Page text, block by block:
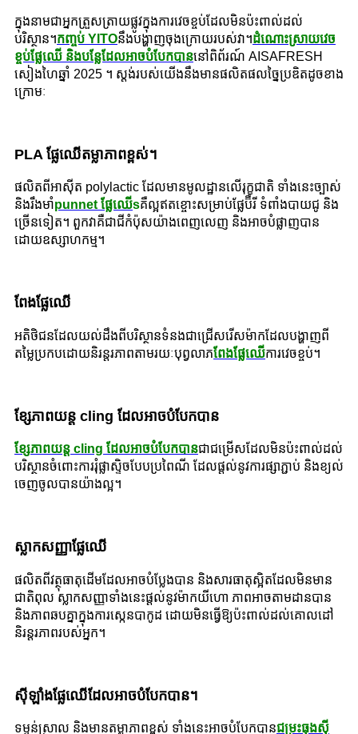
ក្នុងនាមជាអ្នកត្រួសត្រាយផ្លូវក្នុងការវេចខ្ចប់ដែលមិនប៉ះពាល់ដល់
បរិស្ថាន។កញ្ចប់ YITOនឹងបង្ហាញចុងក្រោយរបស់វា។ដំណោះស្រាយវេច
ខ្ចប់ផ្លែឈើ និងបន្លែដែលអាចបំបែកបាននៅពិព័រណ៍ AISAFRESH
សៀងហៃឆ្នាំ 2025 ។ ស្តង់របស់យើងនឹងមានផលិតផលច្នៃប្រឌិតដូចខាង
ក្រោមៈ
PLA ផ្លែឈើតម្លាភាពខ្ពស់។
ផលិតពីអាស៊ីត polylactic ដែលមានមូលដ្ឋានលើរុក្ខជាតិ ទាំងនេះច្បាស់
និងរឹងមាំpunnet ផ្លែឈើsគឺល្អឥតខ្ចោះសម្រាប់ផ្លែប៊ឺរី ទំពាំងបាយជូ និង
ច្រើនទៀត។ ពួកវាគឺជាជីកំប៉ុសយ៉ាងពេញលេញ និងអាចបំផ្លាញបាន
ដោយឧស្សាហកម្ម។
ពែងផ្លែឈើ
អតិថិជនដែលយល់ដឹងពីបរិស្ថានទំនងជាជ្រើសរើសម៉ាកដែលបង្ហាញពី
តម្លៃប្រកបដោយនិរន្តរភាពតាមរយៈបុព្វលាភពែងផ្លែឈើការវេចខ្ចប់។
ខ្សែភាពយន្ត cling ដែលអាចបំបែកបាន
ខ្សែភាពយន្ត cling ដែលអាចបំបែកបានជាជម្រើសដែលមិនប៉ះពាល់ដល់
បរិស្ថានចំពោះការរុំផ្លាស្ទិចបែបប្រពៃណី ដែលផ្តល់នូវការផ្សាភ្ជាប់ និងខ្យល់
ចេញចូលបានយ៉ាងល្អ។
ស្លាកសញ្ញាផ្លែឈើ
ផលិតពីវត្ថុធាតុដើមដែលអាចបំប្លែងបាន និងសារធាតុស្អិតដែលមិនមាន
ជាតិពុល ស្លាកសញ្ញាទាំងនេះផ្តល់នូវម៉ាកយីហោ ភាពអាចតាមដានបាន
និងភាពឆបគ្នាក្នុងការស្កេនបាកូដ ដោយមិនធ្វើឱ្យប៉ះពាល់ដល់គោលដៅ
និរន្តរភាពរបស់អ្នក។
ស៊ីឡាំងផ្លែឈើដែលអាចបំបែកបាន។
ទម្ងន់ស្រាល និងមានតម្លាភាពខ្ពស់ ទាំងនេះអាចបំបែកបានជម្រះធុងស៊ី